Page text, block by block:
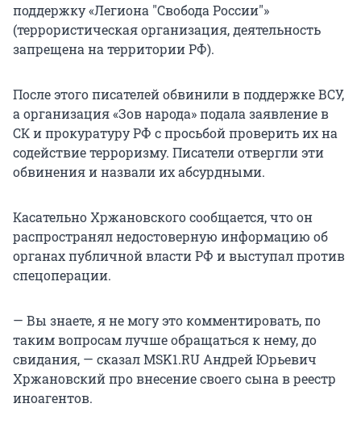
поддержку «Легиона "Свобода России"»
(террористическая организация, деятельность
запрещена на территории РФ).
После этого писателей обвинили в поддержке ВСУ,
а организация «Зов народа» подала заявление в
СК и прокуратуру РФ с просьбой проверить их на
содействие терроризму. Писатели отвергли эти
обвинения и назвали их абсурдными.
Касательно Хржановского сообщается, что он
распространял недостоверную информацию об
органах публичной власти РФ и выступал против
спецоперации.
— Вы знаете, я не могу это комментировать, по
таким вопросам лучше обращаться к нему, до
свидания, — сказал MSK1.RU Андрей Юрьевич
Хржановский про внесение своего сына в реестр
иноагентов.